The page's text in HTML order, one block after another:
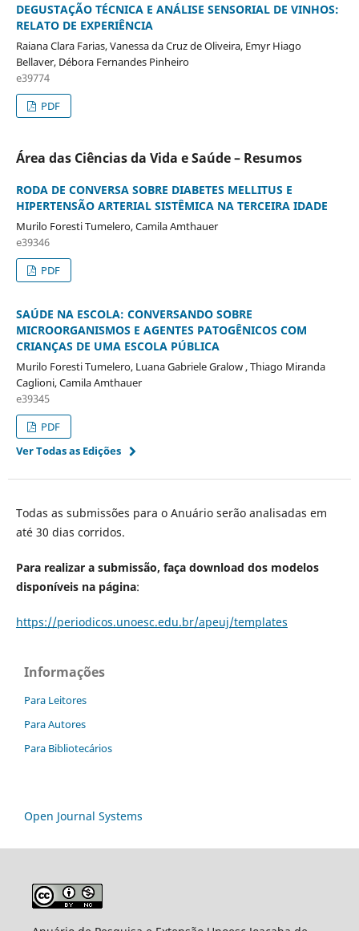
DEGUSTAÇÃO TÉCNICA E ANÁLISE SENSORIAL DE VINHOS:
RELATO DE EXPERIÊNCIA
Raiana Clara Farias, Vanessa da Cruz de Oliveira, Emyr Hiago
Bellaver, Débora Fernandes Pinheiro
e39774
PDF
Área das Ciências da Vida e Saúde – Resumos
RODA DE CONVERSA SOBRE DIABETES MELLITUS E
HIPERTENSÃO ARTERIAL SISTÊMICA NA TERCEIRA IDADE
Murilo Foresti Tumelero, Camila Amthauer
e39346
PDF
SAÚDE NA ESCOLA: CONVERSANDO SOBRE
MICROORGANISMOS E AGENTES PATOGÊNICOS COM
CRIANÇAS DE UMA ESCOLA PÚBLICA
Murilo Foresti Tumelero, Luana Gabriele Gralow , Thiago Miranda
Caglioni, Camila Amthauer
e39345
PDF
Ver Todas as Edições
Todas as submissões para o Anuário serão analisadas em
até 30 dias corridos.
Para realizar a submissão, faça download dos modelos
disponíveis na página:
https://periodicos.unoesc.edu.br/apeuj/templates
Informações
Para Leitores
Para Autores
Para Bibliotecários
Open Journal Systems